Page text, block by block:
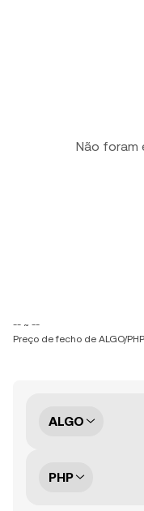
Não foram
-- ~ --
Preço de fecho de ALGO/
ALGO
PHP